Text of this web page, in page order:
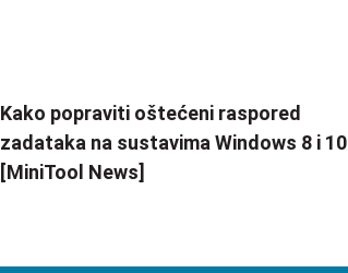
Kako popraviti oštećeni raspored
zadataka na sustavima Windows 8 i 10
[MiniTool News]